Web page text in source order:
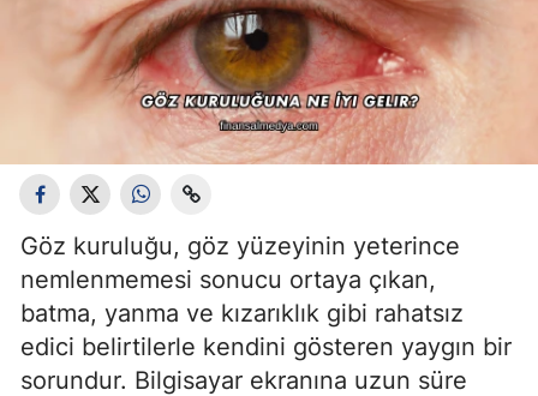
Göz kuruluğu, göz yüzeyinin yeterince
nemlenmemesi sonucu ortaya çıkan,
batma, yanma ve kızarıklık gibi rahatsız
edici belirtilerle kendini gösteren yaygın bir
sorundur. Bilgisayar ekranına uzun süre